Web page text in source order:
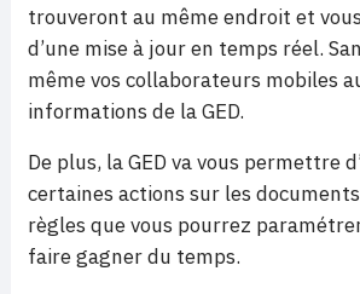
trouveront au même endroit et
d’une mise à jour en temps réel.
même vos collaborateurs mobiles
informations de la GED.
De plus, la GED va vous permettre
certaines actions sur les
règles que vous pourrez
faire gagner du temps.